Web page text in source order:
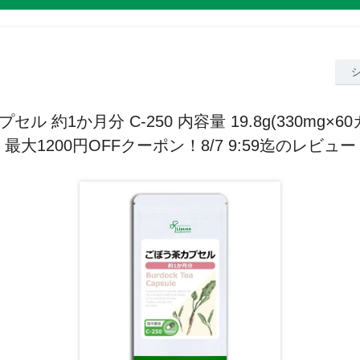
セル 約1か月分 C-250 内容量
最大1200円OFFクーポン！8/7 9:59迄のレビュー